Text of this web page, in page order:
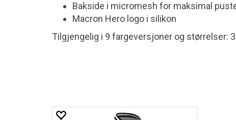
Bakside i micromesh for maksimal
Macron Hero logo i silikon
Tilgjengelig i 9 fargeversjoner og størrelser: